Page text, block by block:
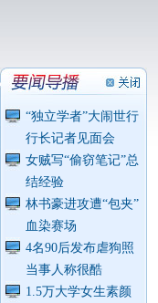
“独立学者”大闹世行
行长记者见面会
女贼写“偷窃笔记”总
结经验
林书豪进攻遭“包夹”
血染赛场
4名90后发布虐狗照
当事人称很酷
1.5万大学女生素颜